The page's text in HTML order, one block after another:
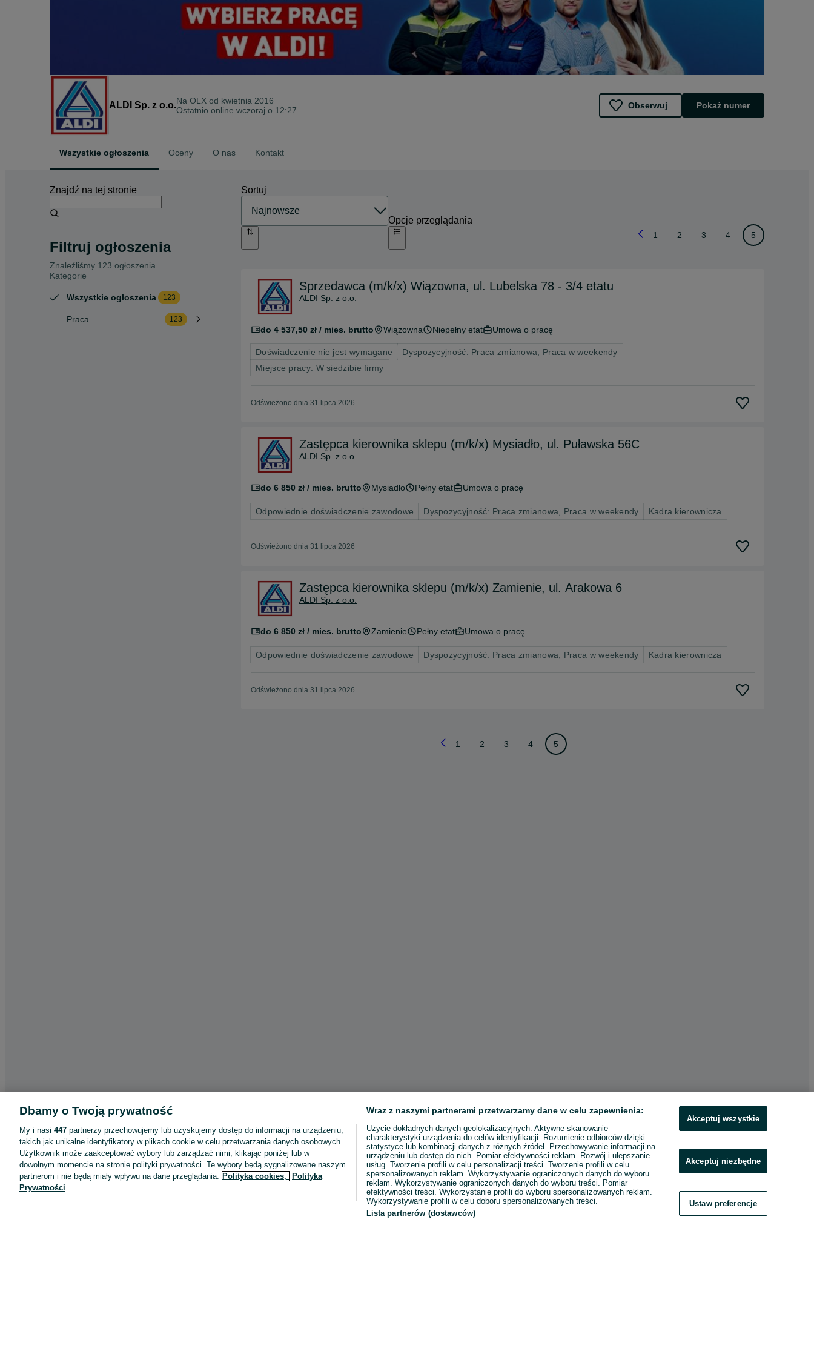
ALDI Sp. z o.o.Na OLX od kwietnia 2016
Ostatnio online wczoraj o 12:27
Obserwuj Pokaż numer
Wszystkie ogłoszenia Oceny O nas Kontakt
Znajdź na tej stronie
Filtruj ogłoszenia
Znaleźliśmy 123 ogłoszenia
Kategorie
Wszystkie ogłoszenia 123
Praca 123
Sortuj
Opcje przeglądania
1 2 3 4 5
Sprzedawca (m/k/x) Wiązowna, ul. Lubelska 78 - 3/4 etatu
ALDI Sp. z o.o.
do 4 537,50 zł / mies. brutto Wiązowna Niepełny etat Umowa o pracę
Doświadczenie nie jest wymagane
Dyspozycyjność: Praca zmianowa, Praca w weekendy
Miejsce pracy: W siedzibie firmy
Odświeżono dnia 31 lipca 2026
Zastępca kierownika sklepu (m/k/x) Mysiadło, ul. Puławska 56C
ALDI Sp. z o.o.
do 6 850 zł / mies. brutto Mysiadło Pełny etat Umowa o pracę
Odpowiednie doświadczenie zawodowe Dyspozycyjność: Praca zmianowa, Praca w weekendy Kadra kierownicza
Odświeżono dnia 31 lipca 2026
Zastępca kierownika sklepu (m/k/x) Zamienie, ul. Arakowa 6
ALDI Sp. z o.o.
do 6 850 zł / mies. brutto Zamienie Pełny etat Umowa o pracę
Odpowiednie doświadczenie zawodowe Dyspozycyjność: Praca zmianowa, Praca w weekendy Kadra kierownicza
Odświeżono dnia 31 lipca 2026
1 2 3 4 5
Aplikacje mobilne OLX.pl
Dbamy o Twoją prywatność
My i nasi 447 partnerzy przechowujemy lub uzyskujemy dostęp do informacji na urządzeniu,
takich jak unikalne identyfikatory w plikach cookie w celu przetwarzania danych osobowych.
Użytkownik może zaakceptować wybory lub zarządzać nimi, klikając poniżej lub w
dowolnym momencie na stronie polityki prywatności. Te wybory będą sygnalizowane naszym
partnerom i nie będą miały wpływu na dane przeglądania. Polityka cookies,
Polityka
Prywatności
Wraz z naszymi partnerami przetwarzamy dane w celu zapewnienia:
Użycie dokładnych danych geolokalizacyjnych. Aktywne skanowanie
charakterystyki urządzenia do celów identyfikacji. Rozumienie odbiorców dzięki
statystyce lub kombinacji danych z różnych źródeł. Przechowywanie informacji na
urządzeniu lub dostęp do nich. Pomiar efektywności reklam. Rozwój i ulepszanie
usług. Tworzenie profili w celu personalizacji treści. Tworzenie profili w celu
spersonalizowanych reklam. Wykorzystywanie ograniczonych danych do wyboru
reklam. Wykorzystywanie ograniczonych danych do wyboru treści. Pomiar
efektywności treści. Wykorzystanie profili do wyboru spersonalizowanych reklam.
Wykorzystywanie profili w celu doboru spersonalizowanych treści.
Lista partnerów (dostawców)
Akceptuj wszystkie
Akceptuj niezbędne
Ustaw preferencje